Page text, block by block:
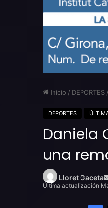
Inicio / DEPORTES /
DEPORTES
Daniela
una
Lloret Gaceta
Última actualización